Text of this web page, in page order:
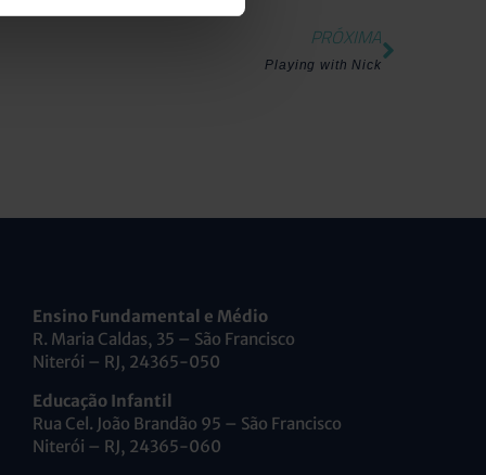
PRÓXIMA
Playing with Nick
Ensino Fundamental e Médio
R. Maria Caldas, 35 – São Francisco
Niterói – RJ, 24365-050
Educação Infantil
Rua Cel. João Brandão 95 – São Francisco
Niterói – RJ, 24365-060